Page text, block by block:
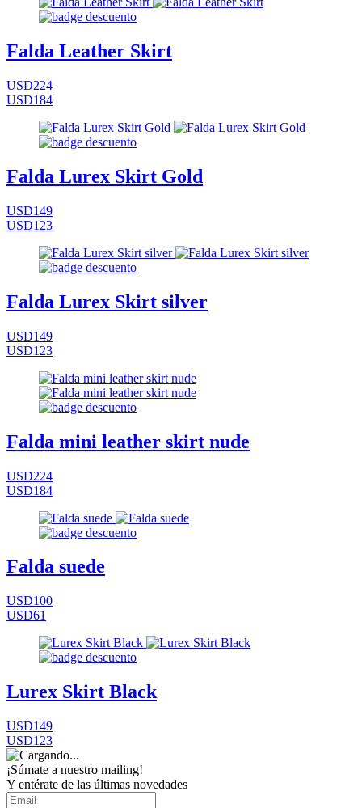
Falda Leather Skirt
USD224
USD184
Falda Lurex Skirt Gold
USD149
USD123
Falda Lurex Skirt silver
USD149
USD123
Falda mini leather skirt nude
USD224
USD184
Falda suede
USD100
USD61
Lurex Skirt Black
USD149
USD123
¡Súmate a nuestro mailing!
Y entérate de las últimas novedades